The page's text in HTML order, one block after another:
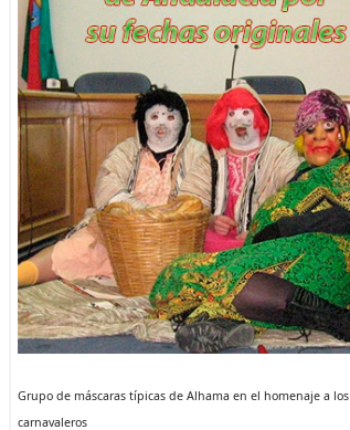
Grupo de máscaras típicas de Alhama en el homenaje a los
carnavaleros